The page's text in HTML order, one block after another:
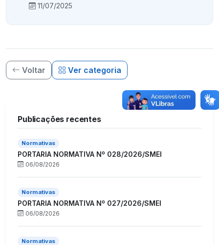
11/07/2025
Voltar Ver categoria
Publicações recentes
Normativas
PORTARIA NORMATIVA Nº 028/2026/SMEI
06/08/2026
Normativas
PORTARIA NORMATIVA Nº 027/2026/SMEI
06/08/2026
Normativas